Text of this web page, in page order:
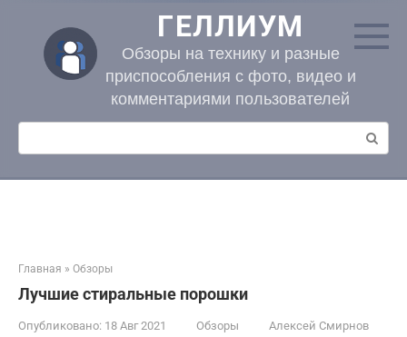
контенту
ГЕЛЛИУМ
Обзоры на технику и разные
приспособления с фото, видео и
комментариями пользователей
Поиск:
Главная » Обзоры
Лучшие стиральные порошки
Опубликовано: 18 Авг 2021 Обзоры Алексей Смирнов